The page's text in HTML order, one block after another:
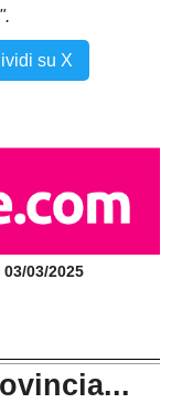
su X
03/03/2025